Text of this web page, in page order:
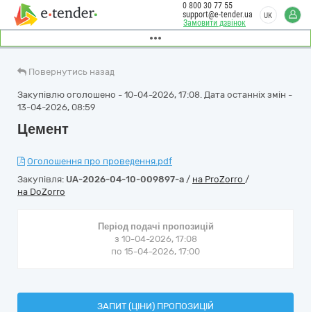
Замовити дзвінок
0 800 30 77 55
support@e-tender.ua
UK
Повернутись назад
Закупівлю оголошено - 10-04-2026, 17:08. Дата останніх змін -
13-04-2026, 08:59
Цемент
Оголошення про проведення.pdf
Закупівля: UA-2026-04-10-009897-a / на ProZorro /
на DoZorro
Період подачі пропозицій
з 10-04-2026, 17:08
по 15-04-2026, 17:00
ЗАПИТ (ЦІНИ) ПРОПОЗИЦІЙ